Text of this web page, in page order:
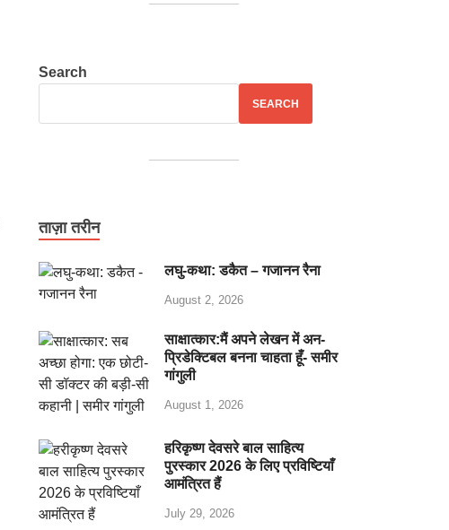
Search
SEARCH
ताज़ा तरीन
लघु-कथा: डकैत – गजानन रैना
August 2, 2026
साक्षात्कार:मैं अपने लेखन में अन-
प्रिडेक्टिबल बनना चाहता हूँ- समीर
गांगुली
August 1, 2026
हरिकृष्ण देवसरे बाल साहित्य
पुरस्कार 2026 के लिए प्रविष्टियाँ
आमंत्रित हैं
July 29, 2026